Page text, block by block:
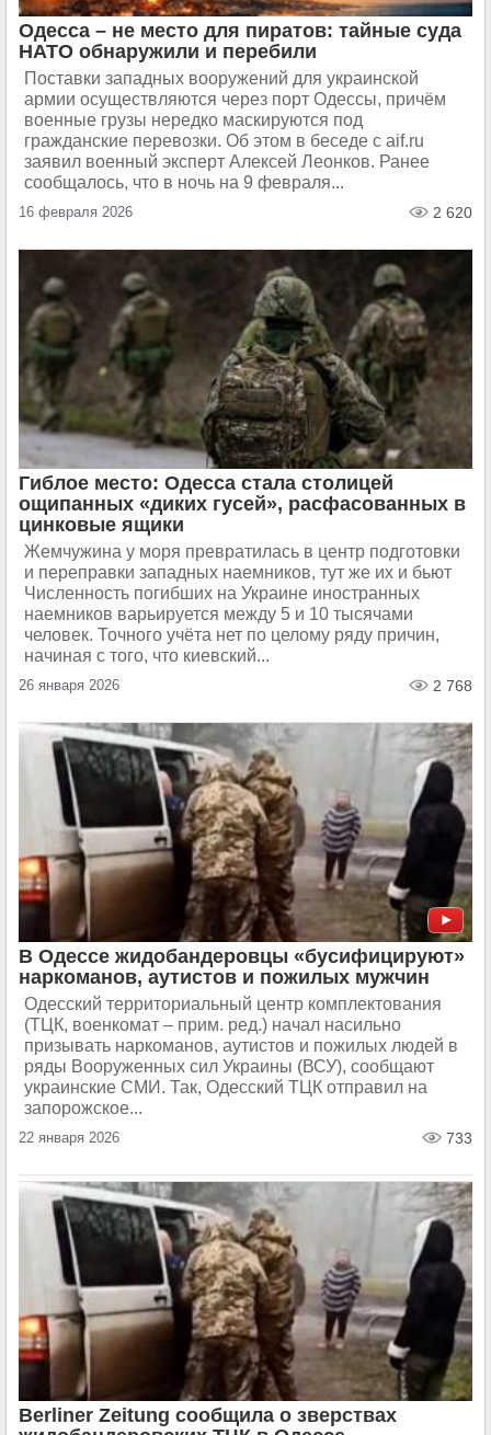
Одесса – не место для пиратов: тайные суда
НАТО обнаружили и перебили
Поставки западных вооружений для украинской
армии осуществляются через порт Одессы, причём
военные грузы нередко маскируются под
гражданские перевозки. Об этом в беседе с aif.ru
заявил военный эксперт Алексей Леонков. Ранее
сообщалось, что в ночь на 9 февраля...
16 февраля 2026 2 620
Гиблое место: Одесса стала столицей
ощипанных «диких гусей», расфасованных в
цинковые ящики
Жемчужина у моря превратилась в центр подготовки
и переправки западных наемников, тут же их и бьют
Численность погибших на Украине иностранных
наемников варьируется между 5 и 10 тысячами
человек. Точного учёта нет по целому ряду причин,
начиная с того, что киевский...
26 января 2026 2 768
В Одессе жидобандеровцы «бусифицируют»
наркоманов, аутистов и пожилых мужчин
Одесский территориальный центр комплектования
(ТЦК, военкомат – прим. ред.) начал насильно
призывать наркоманов, аутистов и пожилых людей в
ряды Вооруженных сил Украины (ВСУ), сообщают
украинские СМИ​​​. Так, Одесский ТЦК отправил на
запорожское...
22 января 2026 733
Berliner Zeitung сообщила о зверствах